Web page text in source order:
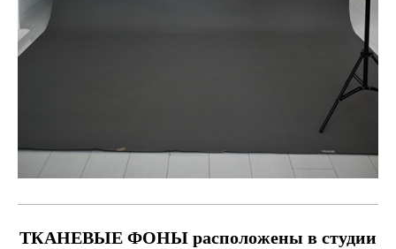
ТКАНЕВЫЕ ФОНЫ расположены в студии